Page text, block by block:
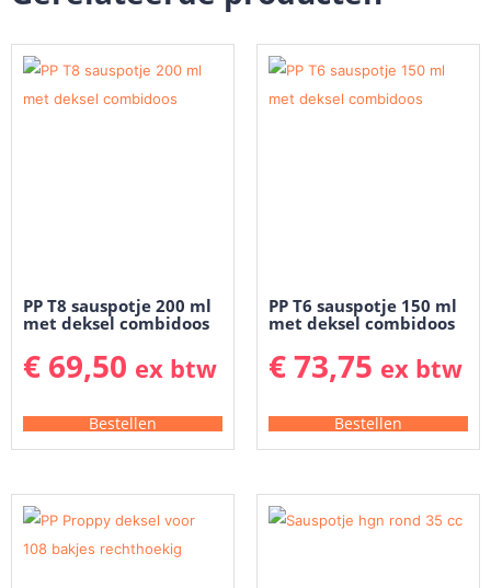
PP T8 sauspotje 200 ml
met deksel combidoos
€ 69,50 ex btw
Bestellen
PP T6 sauspotje 150 ml
met deksel combidoos
€73,75 ex btw
Bestellen